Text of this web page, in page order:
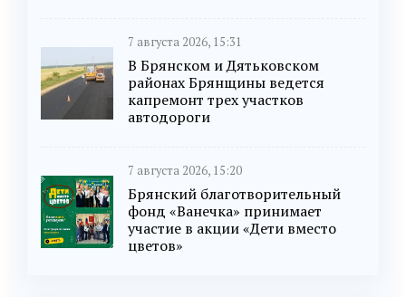
7 августа 2026, 15:31
В Брянском и Дятьковском
районах Брянщины ведется
капремонт трех участков
автодороги
7 августа 2026, 15:20
Брянский благотворительный
фонд «Ванечка» принимает
участие в акции «Дети вместо
цветов»